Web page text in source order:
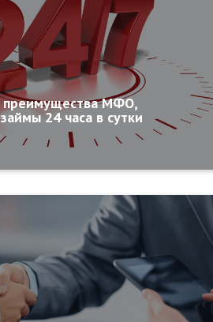
преимущества МФО,
24 часа в сутки